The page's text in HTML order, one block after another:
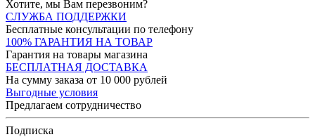
Хотите, мы Вам перезвоним?
СЛУЖБА ПОДДЕРЖКИ
Бесплатные консультации по телефону
100% ГАРАНТИЯ НА ТОВАР
Гарантия на товары магазина
БЕСПЛАТНАЯ ДОСТАВКА
На сумму заказа от 10 000 рублей
Выгодные условия
Предлагаем сотрудничество
Подписка